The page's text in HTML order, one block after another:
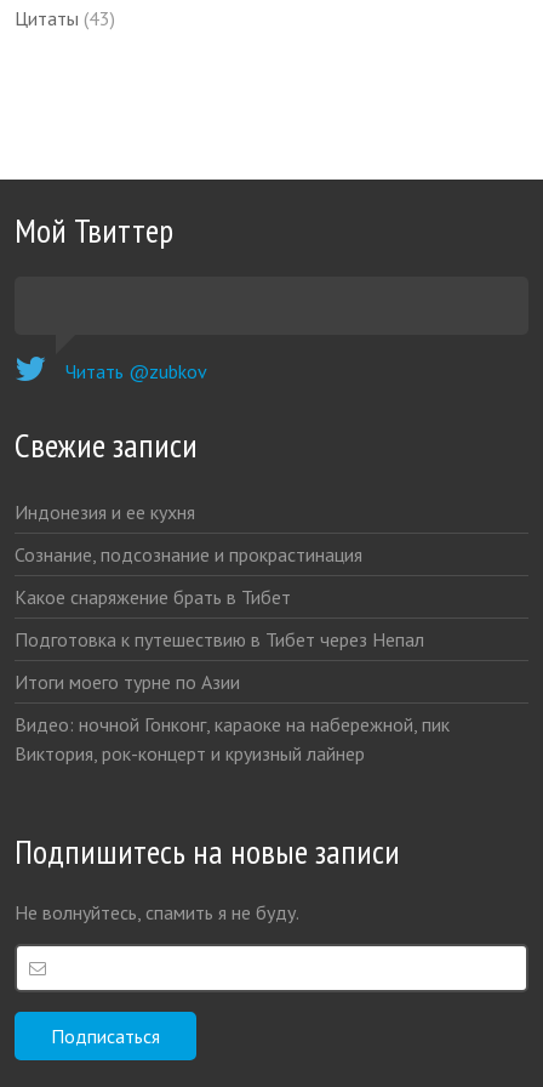
Цитаты (43)
Мой Твиттер
Читать @zubkov
Свежие записи
Индонезия и ее кухня
Сознание, подсознание и прокрастинация
Какое снаряжение брать в Тибет
Подготовка к путешествию в Тибет через Непал
Итоги моего турне по Азии
Видео: ночной Гонконг, караоке на набережной, пик
Виктория, рок-концерт и круизный лайнер
Подпишитесь на новые записи
Не волнуйтесь, спамить я не буду.